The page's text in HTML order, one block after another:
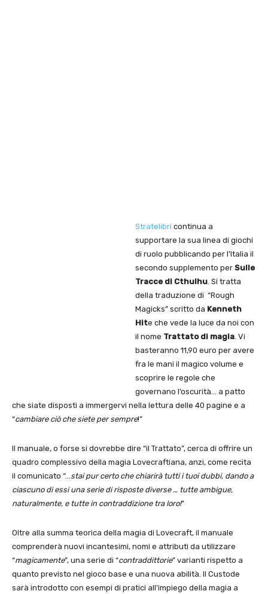
Stratelibri continua a
supportare la sua linea di giochi
di ruolo pubblicando per l’Italia il
secondo supplemento per Sulle
Tracce di Cthulhu. Si tratta
della traduzione di “Rough
Magicks” scritto da Kenneth
Hite che vede la luce da noi con
il nome Trattato di magia. Vi
basteranno 11,90 euro per avere
fra le mani il magico volume e
scoprire le regole che
governano l’oscurità… a patto
che siate disposti a immergervi nella lettura delle 40 pagine e a
“cambiare ciò che siete per sempre!”
Il manuale, o forse si dovrebbe dire “il Trattato”, cerca di offrire un
quadro complessivo della magia Lovecraftiana, anzi, come recita
il comunicato “…stai pur certo che chiarirà tutti i tuoi dubbi, dando a
ciascuno di essi una serie di risposte diverse … tutte ambigue,
naturalmente, e tutte in contraddizione tra loro!”
Oltre alla summa teorica della magia di Lovecraft, il manuale
comprenderà nuovi incantesimi, nomi e attributi da utilizzare
“magicamente”, una serie di “contraddittorie” varianti rispetto a
quanto previsto nel gioco base e una nuova abilità. Il Custode
sarà introdotto con esempi di pratici all’impiego della magia a